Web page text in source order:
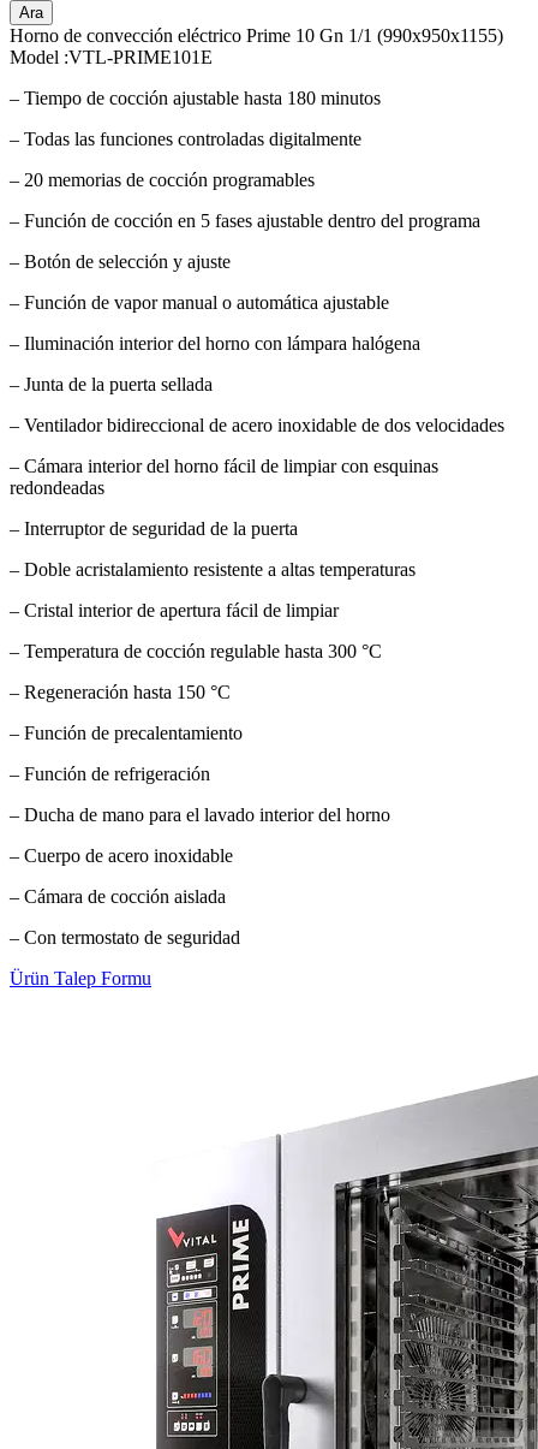
Ara
Horno de convección eléctrico Prime 10 Gn 1/1 (990x950x1155)
Model :VTL-PRIME101E
– Tiempo de cocción ajustable hasta 180 minutos
– Todas las funciones controladas digitalmente
– 20 memorias de cocción programables
– Función de cocción en 5 fases ajustable dentro del programa
– Botón de selección y ajuste
– Función de vapor manual o automática ajustable
– Iluminación interior del horno con lámpara halógena
– Junta de la puerta sellada
– Ventilador bidireccional de acero inoxidable de dos velocidades
– Cámara interior del horno fácil de limpiar con esquinas
redondeadas
– Interruptor de seguridad de la puerta
– Doble acristalamiento resistente a altas temperaturas
– Cristal interior de apertura fácil de limpiar
– Temperatura de cocción regulable hasta 300 °C
– Regeneración hasta 150 °C
– Función de precalentamiento
– Función de refrigeración
– Ducha de mano para el lavado interior del horno
– Cuerpo de acero inoxidable
– Cámara de cocción aislada
– Con termostato de seguridad
Ürün Talep Formu